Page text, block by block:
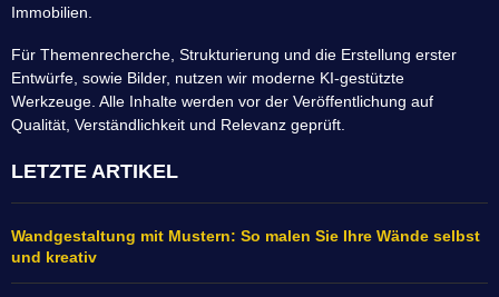
Immobilien.
Für Themenrecherche, Strukturierung und die Erstellung erster
Entwürfe, sowie Bilder, nutzen wir moderne KI-gestützte
Werkzeuge. Alle Inhalte werden vor der Veröffentlichung auf
Qualität, Verständlichkeit und Relevanz geprüft.
LETZTE ARTIKEL
Wandgestaltung mit Mustern: So malen Sie Ihre Wände selbst
und kreativ